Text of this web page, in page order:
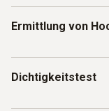
Ermittlung von
Monteurhilfen ist
Dichtigkeitstest